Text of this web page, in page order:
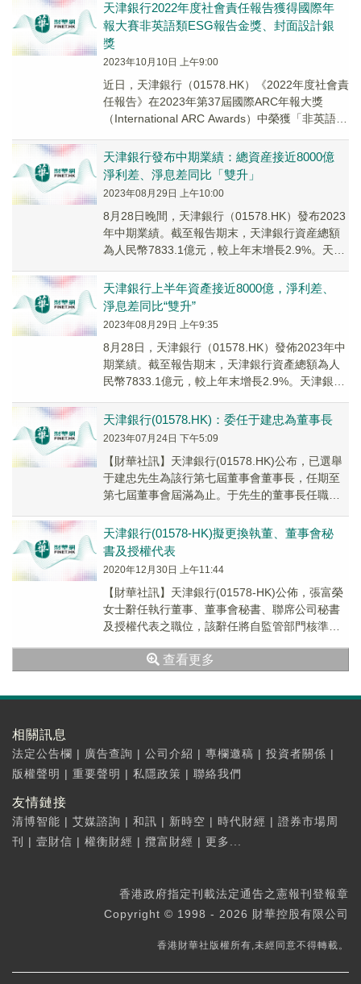
天津銀行2022年度社會責任報告獲得國際年
報大賽非英語類ESG報告金獎、封面設計銀
獎
2023年10月10日 上午9:00
近日，天津銀行（01578.HK）《2022年度社會責
任報告》在2023年第37屆國際ARC年報大獎
（International ARC Awards）中榮獲「非英語類
天津銀行發布中期業績：總資産接近8000億
淨利差、淨息差同比「雙升」
2023年08月29日 上午10:00
8月28日晚間，天津銀行（01578.HK）發布2023
年中期業績。截至報告期末，天津銀行資産總額
為人民幣7833.1億元，較上年末增長2.9%。天津
天津銀行上半年資產接近8000億，淨利差、
淨息差同比“雙升”
2023年08月29日 上午9:35
8月28日，天津銀行（01578.HK）發佈2023年中
期業績。截至報告期末，天津銀行資產總額為人
民幣7833.1億元，較上年末增長2.9%。天津銀行
天津銀行(01578.HK)：委任于建忠為董事長
2023年07月24日 下午5:09
【財華社訊】天津銀行(01578.HK)公布，已選舉
于建忠先生為該行第七屆董事會董事長，任期至
第七屆董事會屆滿為止。于先生的董事長任職資
天津銀行(01578-HK)擬更換執董、董事會秘
書及授權代表
2020年12月30日 上午11:44
【財華社訊】天津銀行(01578-HK)公佈，張富榮
女士辭任執行董事、董事會秘書、聯席公司秘書
及授權代表之職位，該辭任將自監管部門核準新
查看更多
相關訊息
法定公告欄 | 廣告查詢 | 公司介紹 | 專欄邀稿 | 投資者關係 |
版權聲明 | 重要聲明 | 私隱政策 | 聯絡我們
友情鏈接
清博智能 | 艾媒諮詢 | 和訊 | 新時空 | 時代財經 | 證券市場周
刊
| 壹財信 | 權衡財經 | 攬富財經 | 更多...
香港政府指定刊載法定通告之憲報刊登報章
Copyright © 1998 - 2026 財華控股有限公司
香港財華社版權所有,未經同意不得轉載。